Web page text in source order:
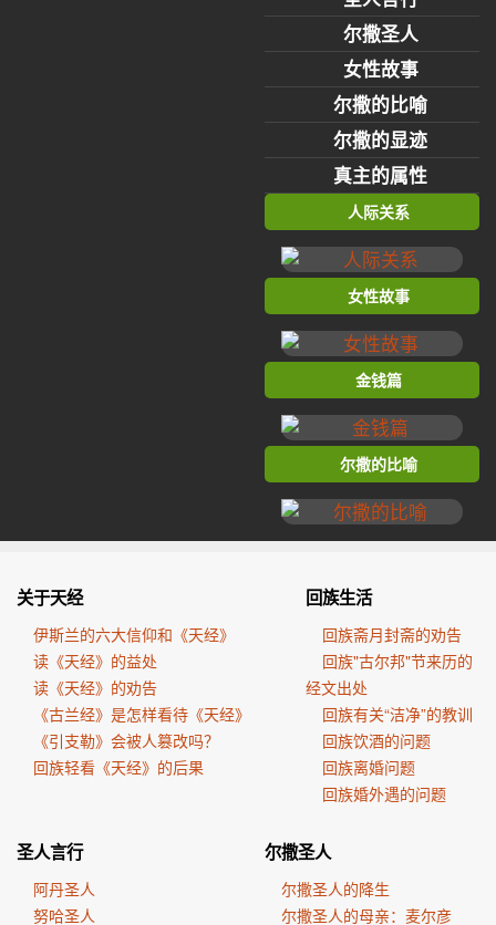
尔撒圣人
女性故事
尔撒的比喻
尔撒的显迹
真主的属性
人际关系
女性故事
金钱篇
尔撒的比喻
关于天经
伊斯兰的六大信仰和《天经》
读《天经》的益处
读《天经》的劝告
《古兰经》是怎样看待《天经》
《引支勒》会被人篡改吗？
回族轻看《天经》的后果
回族生活
回族斋月封斋的劝告
回族"古尔邦"节来历的
经文出处
回族有关“洁净”的教训
回族饮酒的问题
回族离婚问题
回族婚外遇的问题
圣人言行
阿丹圣人
努哈圣人
尔撒圣人
尔撒圣人的降生
尔撒圣人的母亲：麦尔彦